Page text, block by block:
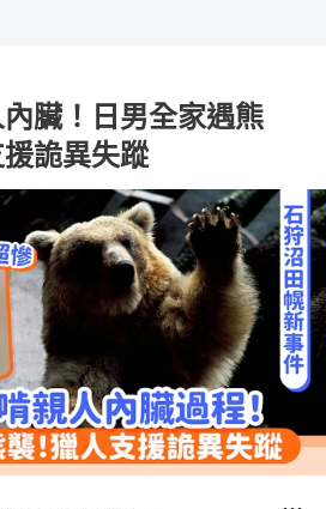
臟！日男全家遇熊
詭異失蹤